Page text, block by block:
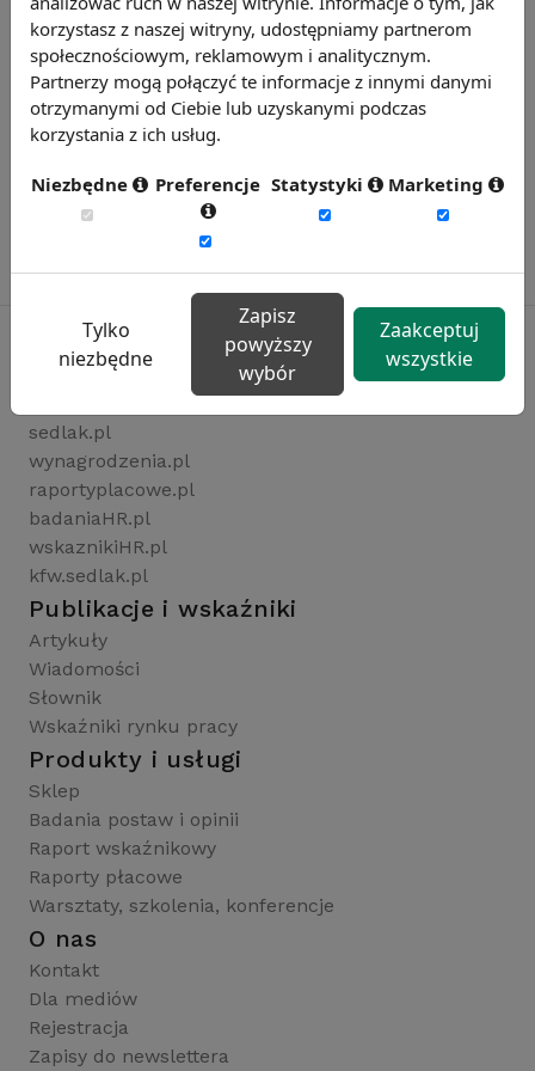
Rynekpracy.pl
sedlak.pl
wynagrodzenia.pl
raportyplacowe.pl
badaniaHR.pl
wskaznikiHR.pl
kfw.sedlak.pl
Publikacje i wskaźniki
Artykuły
Wiadomości
Słownik
Wskaźniki rynku pracy
Produkty i usługi
Sklep
Badania postaw i opinii
Raport wskaźnikowy
Raporty płacowe
Warsztaty, szkolenia, konferencje
O nas
Kontakt
Dla mediów
Rejestracja
Zapisy do newslettera
korzystasz z naszej witryny, udostępniamy partnerom
społecznościowym, reklamowym i analitycznym.
Partnerzy mogą połączyć te informacje z innymi danymi
otrzymanymi od Ciebie lub uzyskanymi podczas
korzystania z ich usług.
Niezbędne Preferencje Statystyki Marketing
Tylko
niezbędne
Zapisz
powyższy
wybór
Zaakceptuj
wszystkie